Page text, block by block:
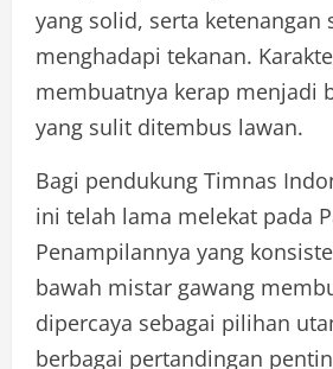
yang solid, serta ketenangan
menghadapi tekanan.
membuatnya kerap menjadi
yang sulit ditembus lawan.
Bagi pendukung Timnas
ini telah lama melekat pada
Penampilannya yang
bawah mistar gawang
dipercaya sebagai pilihan
berbagai pertandingan